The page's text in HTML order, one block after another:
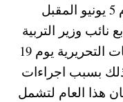
لطلاب الدبلومات الفنية ستبدأ يوم 5 يونيو المقبل
وتابع نائب وزير التربية
والتعليم، أنه سيجري عقد الامتحانات التحريرية يوم 19
بسبب اجراءات
هذا العام لتشمل